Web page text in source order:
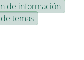
de información
temas